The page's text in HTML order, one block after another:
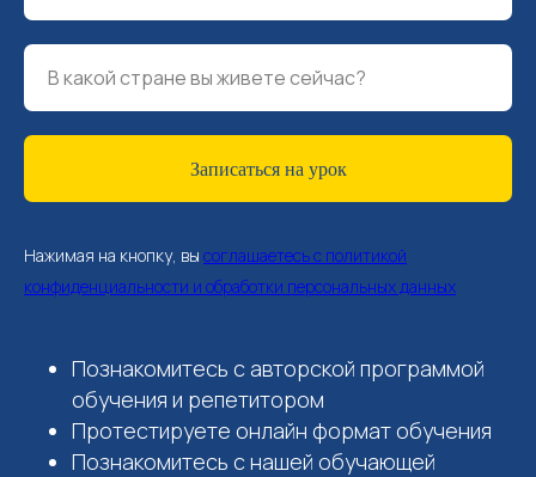
Записаться на урок
Нажимая на кнопку, вы соглашаетесь с политикой
конфиденциальности и обработки персональных данных
Познакомитесь с авторской программой
обучения и репетитором
Протестируете онлайн формат обучения
Познакомитесь с нашей обучающей